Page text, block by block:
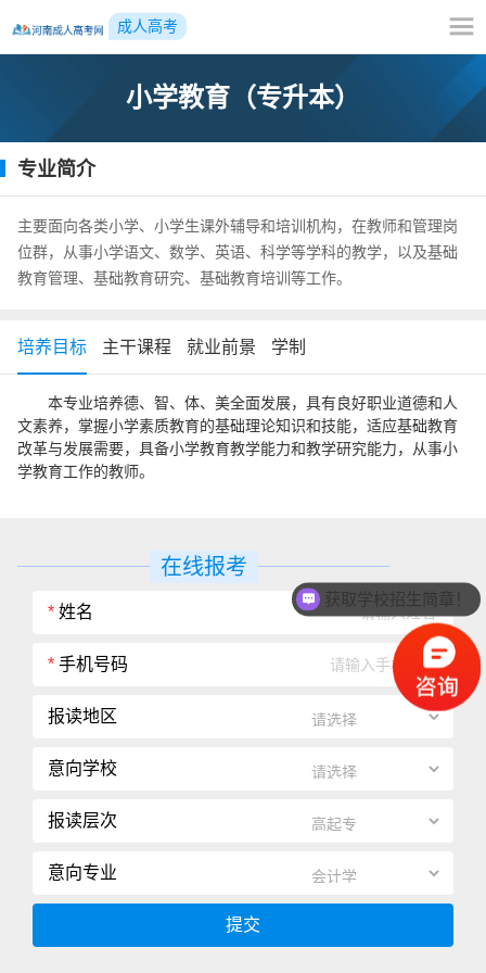
成人高考
小学教育（专升本）
专业简介
主要面向各类小学、小学生课外辅导和培训机构，在教师和管理岗
位群，从事小学语文、数学、英语、科学等学科的教学，以及基础
教育管理、基础教育研究、基础教育培训等工作。
培养目标 主干课程 就业前景 学制
本专业培养德、智、体、美全面发展，具有良好职业道德和人
文素养，掌握小学素质教育的基础理论知识和技能，适应基础教育
改革与发展需要，具备小学教育教学能力和教学研究能力，从事小
学教育工作的教师。
在线报考
* 姓名
* 手机号码
报读地区
意向学校
报读层次
意向专业
提交
获取学校招生简章！